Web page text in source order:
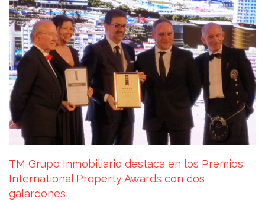
TM Grupo Inmobiliario destaca en los Premios
International Property Awards con dos
galardones